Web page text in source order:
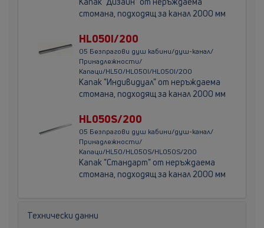
стомана, подходящ за канал 2000 мм
HL050I/200
05 Безпрагови душ кабини/душ-канал/
Принадлежности/
Капаци/HL50/HL050I/HL050I/200
Kапак "Индивидуал" от неръждаема
стомана, подходящ за канал 2000 мм
HL050S/200
05 Безпрагови душ кабини/душ-канал/
Принадлежности/
Капаци/HL50/HL050S/HL050S/200
Kапак "Стандарт" от неръждаема
стомана, подходящ за канал 2000 мм
Технически данни